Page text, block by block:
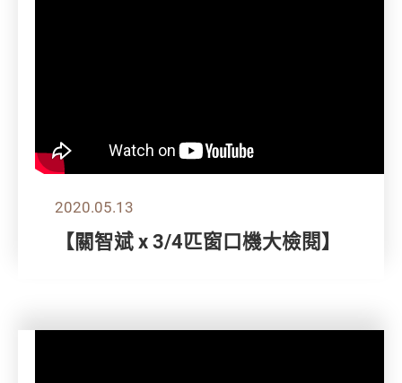
2020.05.13
【關智斌 x 3/4匹窗口機大檢閱】